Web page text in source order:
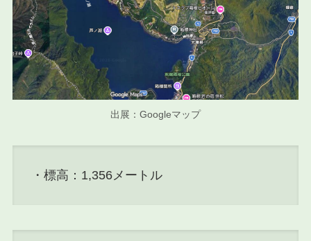
出展：Googleマップ
・標高：1,356メートル